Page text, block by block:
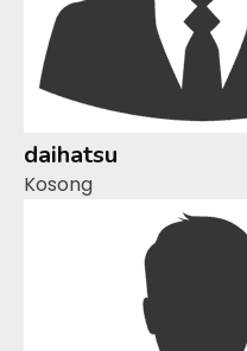
daihatsu
Kosong